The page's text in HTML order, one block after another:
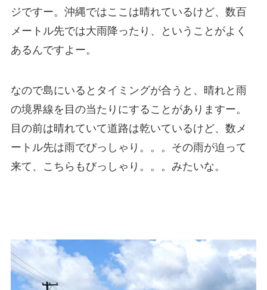
ジですー。沖縄ではここは晴れているけど、数百
メートル先では大雨降ったり、ということがよく
あるんですよー。
なので島にいるとタイミングが合うと、晴れと雨
の境界線を目の当たりにすることがありますー。
目の前は晴れていて道路は乾いているけど、数メ
ートル先は雨でぴっしゃり。。。その雨が迫って
来て、こちらもびっしゃり。。。みたいな。